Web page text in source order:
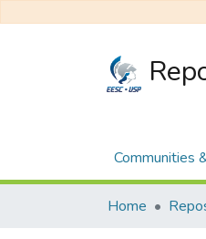
Communities
Home